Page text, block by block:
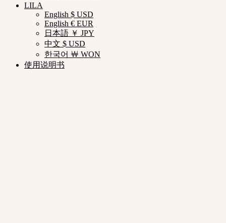
LILA
English $ USD
English € EUR
日本語 ￥ JPY
中文 $ USD
한국어 ￦ WON
使用说明书